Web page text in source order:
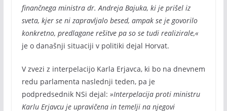
finančnega ministra dr. Andreja Bajuka, ki je prišel iz
sveta, kjer se ni zapravljalo besed, ampak se je govorilo
konkretno, predlagane rešitve pa so se tudi realizirale,«
je o današnji situaciji v politiki dejal Horvat.
V zvezi z interpelacijo Karla Erjavca, ki bo na dnevnem
redu parlamenta naslednji teden, pa je
podpredsednik NSi dejal: »Interpelacija proti ministru
Karlu Erjavcu je upravičena in temelji na njegovi